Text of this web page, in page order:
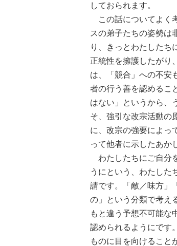
しておられます。
この話についてよく
スの弟子たちの姿勢は
り、きっとわたした
正統性を擁護したがり
は、「競合」への不安
者の行う善を認めるこ
はない」というから、
そ、強引な改宗活動の
に、改宗の強要によっ
って他者に示したあか
わたしたちにご自分
うにという、わたした
請です。「敵／味方」
の」という分類で考え
もと違う予想不可能な
認められるようにです
ものに目を向けること